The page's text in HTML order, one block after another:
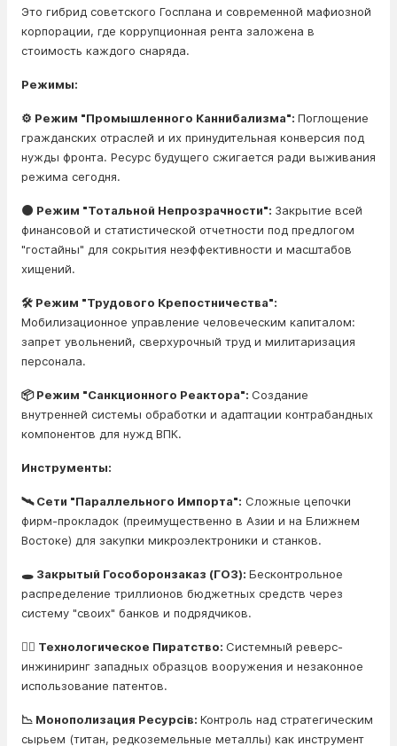
Это гибрид советского Госплана и современной мафиозной
корпорации, где коррупционная рента заложена в
стоимость каждого снаряда.
Режимы:
⚙️ Режим "Промышленного Каннибализма": Поглощение
гражданских отраслей и их принудительная конверсия под
нужды фронта. Ресурс будущего сжигается ради выживания
режима сегодня.
🌑 Режим "Тотальной Непрозрачности": Закрытие всей
финансовой и статистической отчетности под предлогом
"гостайны" для сокрытия неэффективности и масштабов
хищений.
🛠️ Режим "Трудового Крепостничества":
Мобилизационное управление человеческим капиталом:
запрет увольнений, сверхурочный труд и милитаризация
персонала.
📦 Режим "Санкционного Реактора": Создание
внутренней системы обработки и адаптации контрабандных
компонентов для нужд ВПК.
Инструменты:
🛰️ Сети "Параллельного Импорта": Сложные цепочки
фирм-прокладок (преимущественно в Азии и на Ближнем
Востоке) для закупки микроэлектроники и станков.
🕳️ Закрытый Гособоронзаказ (ГОЗ): Бесконтрольное
распределение триллионов бюджетных средств через
систему "своих" банков и подрядчиков.
🏴‍☠️ Технологическое Пиратство: Системный реверс-
инжиниринг западных образцов вооружения и незаконное
использование патентов.
📉 Монополизация Ресурсів: Контроль над стратегическим
сырьем (титан, редкоземельные металлы) как инструмент